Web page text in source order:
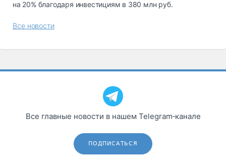
на 20% благодаря инвестициям в 380 млн руб.
Все новости
Все главные новости в нашем Telegram‑канале
ПОДПИСАТЬСЯ